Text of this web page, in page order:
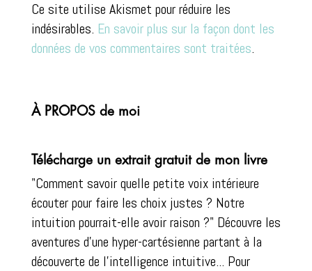
t
e
r
t
v
e
Ce site utilise Akismet pour réduire les
indésirables. En savoir plus sur la façon dont les
données de vos commentaires sont traitées.
À PROPOS de moi
Télécharge un extrait gratuit de mon livre
"Comment savoir quelle petite voix intérieure
écouter pour faire les choix justes ? Notre
intuition pourrait-elle avoir raison ?" Découvre les
aventures d'une hyper-cartésienne partant à la
découverte de l'intelligence intuitive... Pour